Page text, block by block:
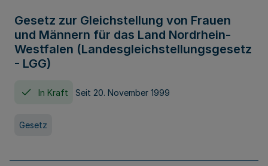
Gesetz zur Gleichstellung von Frauen
und Männern für das Land Nordrhein-
Westfalen (Landesgleichstellungsgesetz
- LGG)
In Kraft Seit 20. November 1999
Gesetz